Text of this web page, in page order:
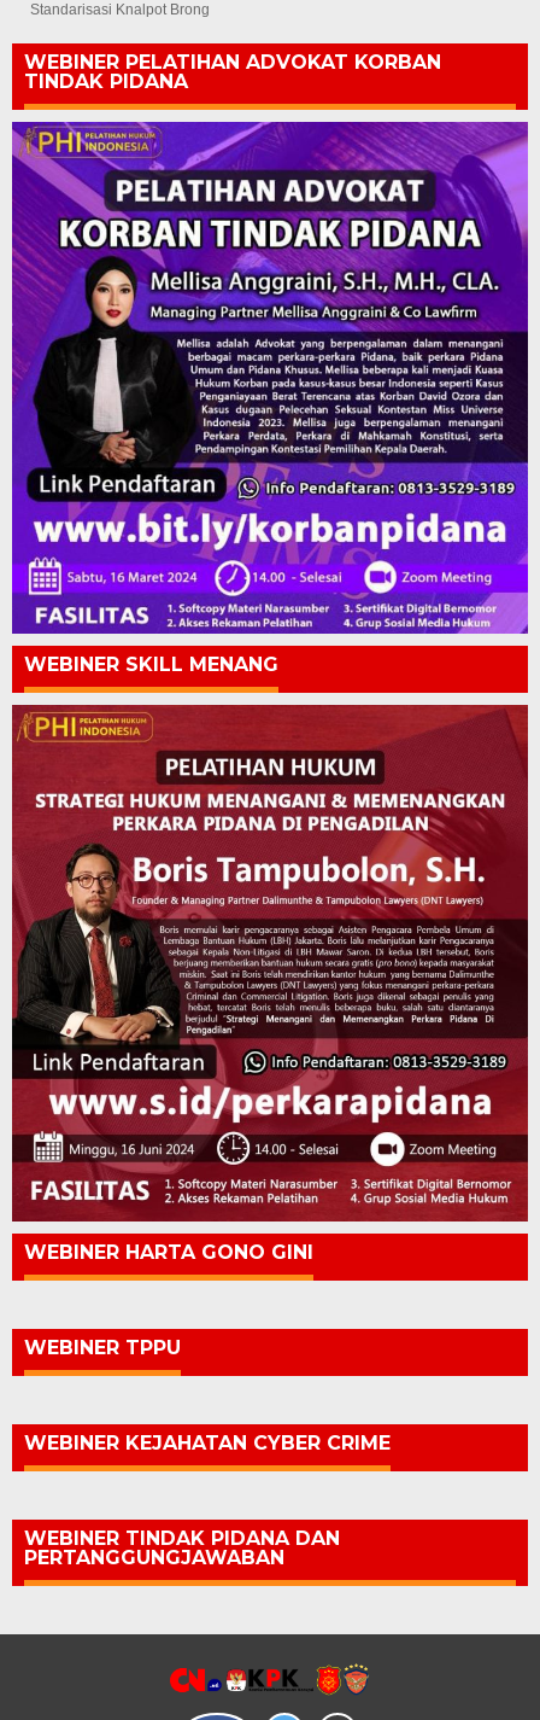
Standarisasi Knalpot Brong
WEBINER PELATIHAN ADVOKAT KORBAN
TINDAK PIDANA
WEBINER SKILL MENANG
WEBINER HARTA GONO GINI
WEBINER TPPU
WEBINER KEJAHATAN CYBER CRIME
WEBINER TINDAK PIDANA DAN
PERTANGGUNGJAWABAN